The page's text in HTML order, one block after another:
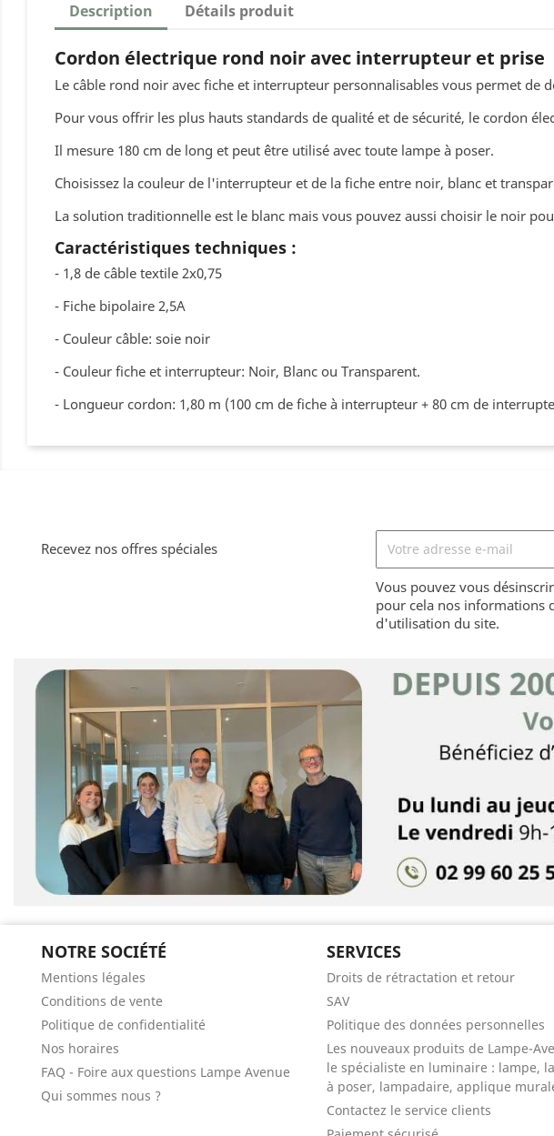
Description Détails produit
Cordon électrique rond noir avec interrupteur et prise
Le câble rond noir avec fiche et interrupteur personnalisables vous permet de
Pour vous offrir les plus hauts standards de qualité et de sécurité, le cordon
Il mesure 180 cm de long et peut être utilisé avec toute lampe à poser.
Choisissez la couleur de l'interrupteur et de la fiche entre noir, blanc et
La solution traditionnelle est le blanc mais vous pouvez aussi choisir le noir
Caractéristiques techniques :
- 1,8 de câble textile 2x0,75
- Fiche bipolaire 2,5A
- Couleur câble: soie noir
- Couleur fiche et interrupteur: Noir, Blanc ou Transparent.
- Longueur cordon: 1,80 m (100 cm de fiche à interrupteur + 80 cm de
Recevez nos offres spéciales
Vous pouvez vous
pour cela nos informations
d'utilisation du site.
NOTRE SOCIÉTÉ
Mentions légales
Conditions de vente
Politique de confidentialité
Nos horaires
FAQ - Foire aux questions Lampe Avenue
Qui sommes nous ?
SERVICES
Droits de rétractation et retour
SAV
Politique des données personnelles
Les nouveaux produits de Lampe-
le spécialiste en luminaire : lampe,
à poser, lampadaire, applique
Contactez le service clients